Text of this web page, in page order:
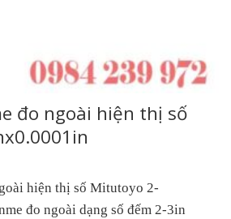
đo ngoài hiện thị số
hiện thị số Mitutoyo 2-
đo ngoài dạng số đếm 2-3in